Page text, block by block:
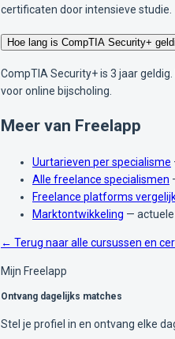
certificaten door intensieve studie.
Hoe lang is CompTIA Security+
CompTIA Security+ is 3 jaar
voor online bijscholing.
Meer van Freelapp
Uurtarieven per specialisme
Alle freelance specialismen
Freelance platforms
Marktontwikkeling —
← Terug naar alle cursussen en
Mijn Freelapp
Ontvang dagelijks matches
Stel je profiel in en ontvang elke